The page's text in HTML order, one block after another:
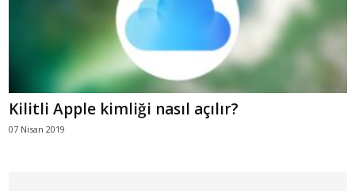
Kilitli Apple kimliği nasıl açılır?
07 Nisan 2019